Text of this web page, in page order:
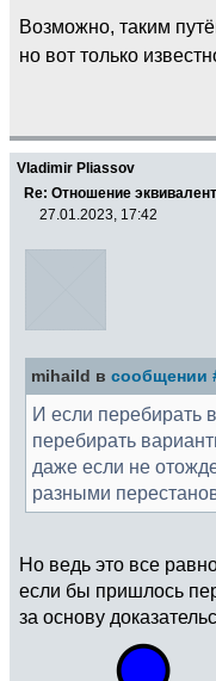
Возможно, таким
но вот только
Vladimir Pliassov
Re: Отношение
27.01.2023, 17:42
mihaild в сообщении
И если перебирать
перебирать
даже если не
разными
Но ведь это все
если бы пришлось
за основу